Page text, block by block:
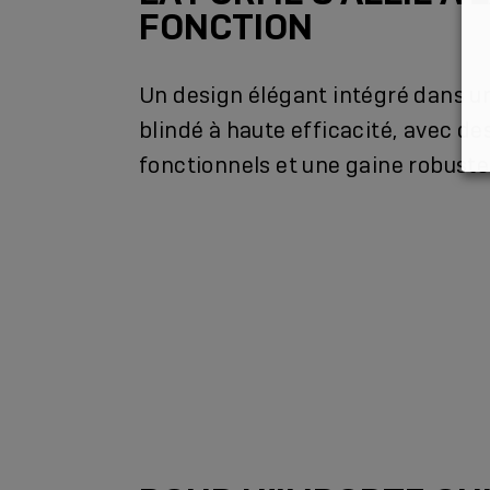
FONCTION
Un design élégant intégré dans
blindé à haute efficacité, avec
fonctionnels et une gaine